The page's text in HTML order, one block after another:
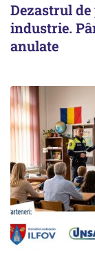
Dezastrul de
industrie.
anulate